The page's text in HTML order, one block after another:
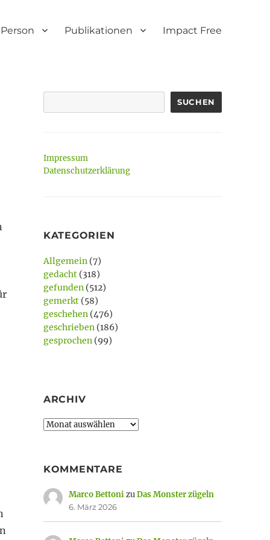
Person Publikationen Impact Free
SUCHEN
Impressum
Datenschutzerklärung
KATEGORIEN
Allgemein(7)
gedacht(318)
gefunden(512)
gemerkt(58)
geschehen(476)
geschrieben(186)
gesprochen(99)
ARCHIV
Archiv
KOMMENTARE
Marco BettonizuDas Monster zügeln
6. März 2026